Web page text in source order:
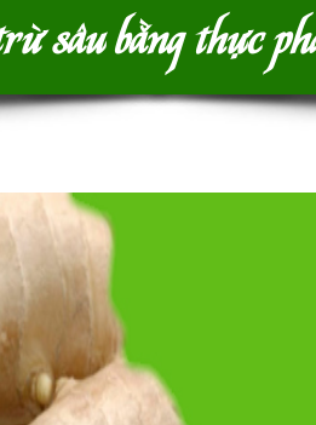
sâu bằng thực